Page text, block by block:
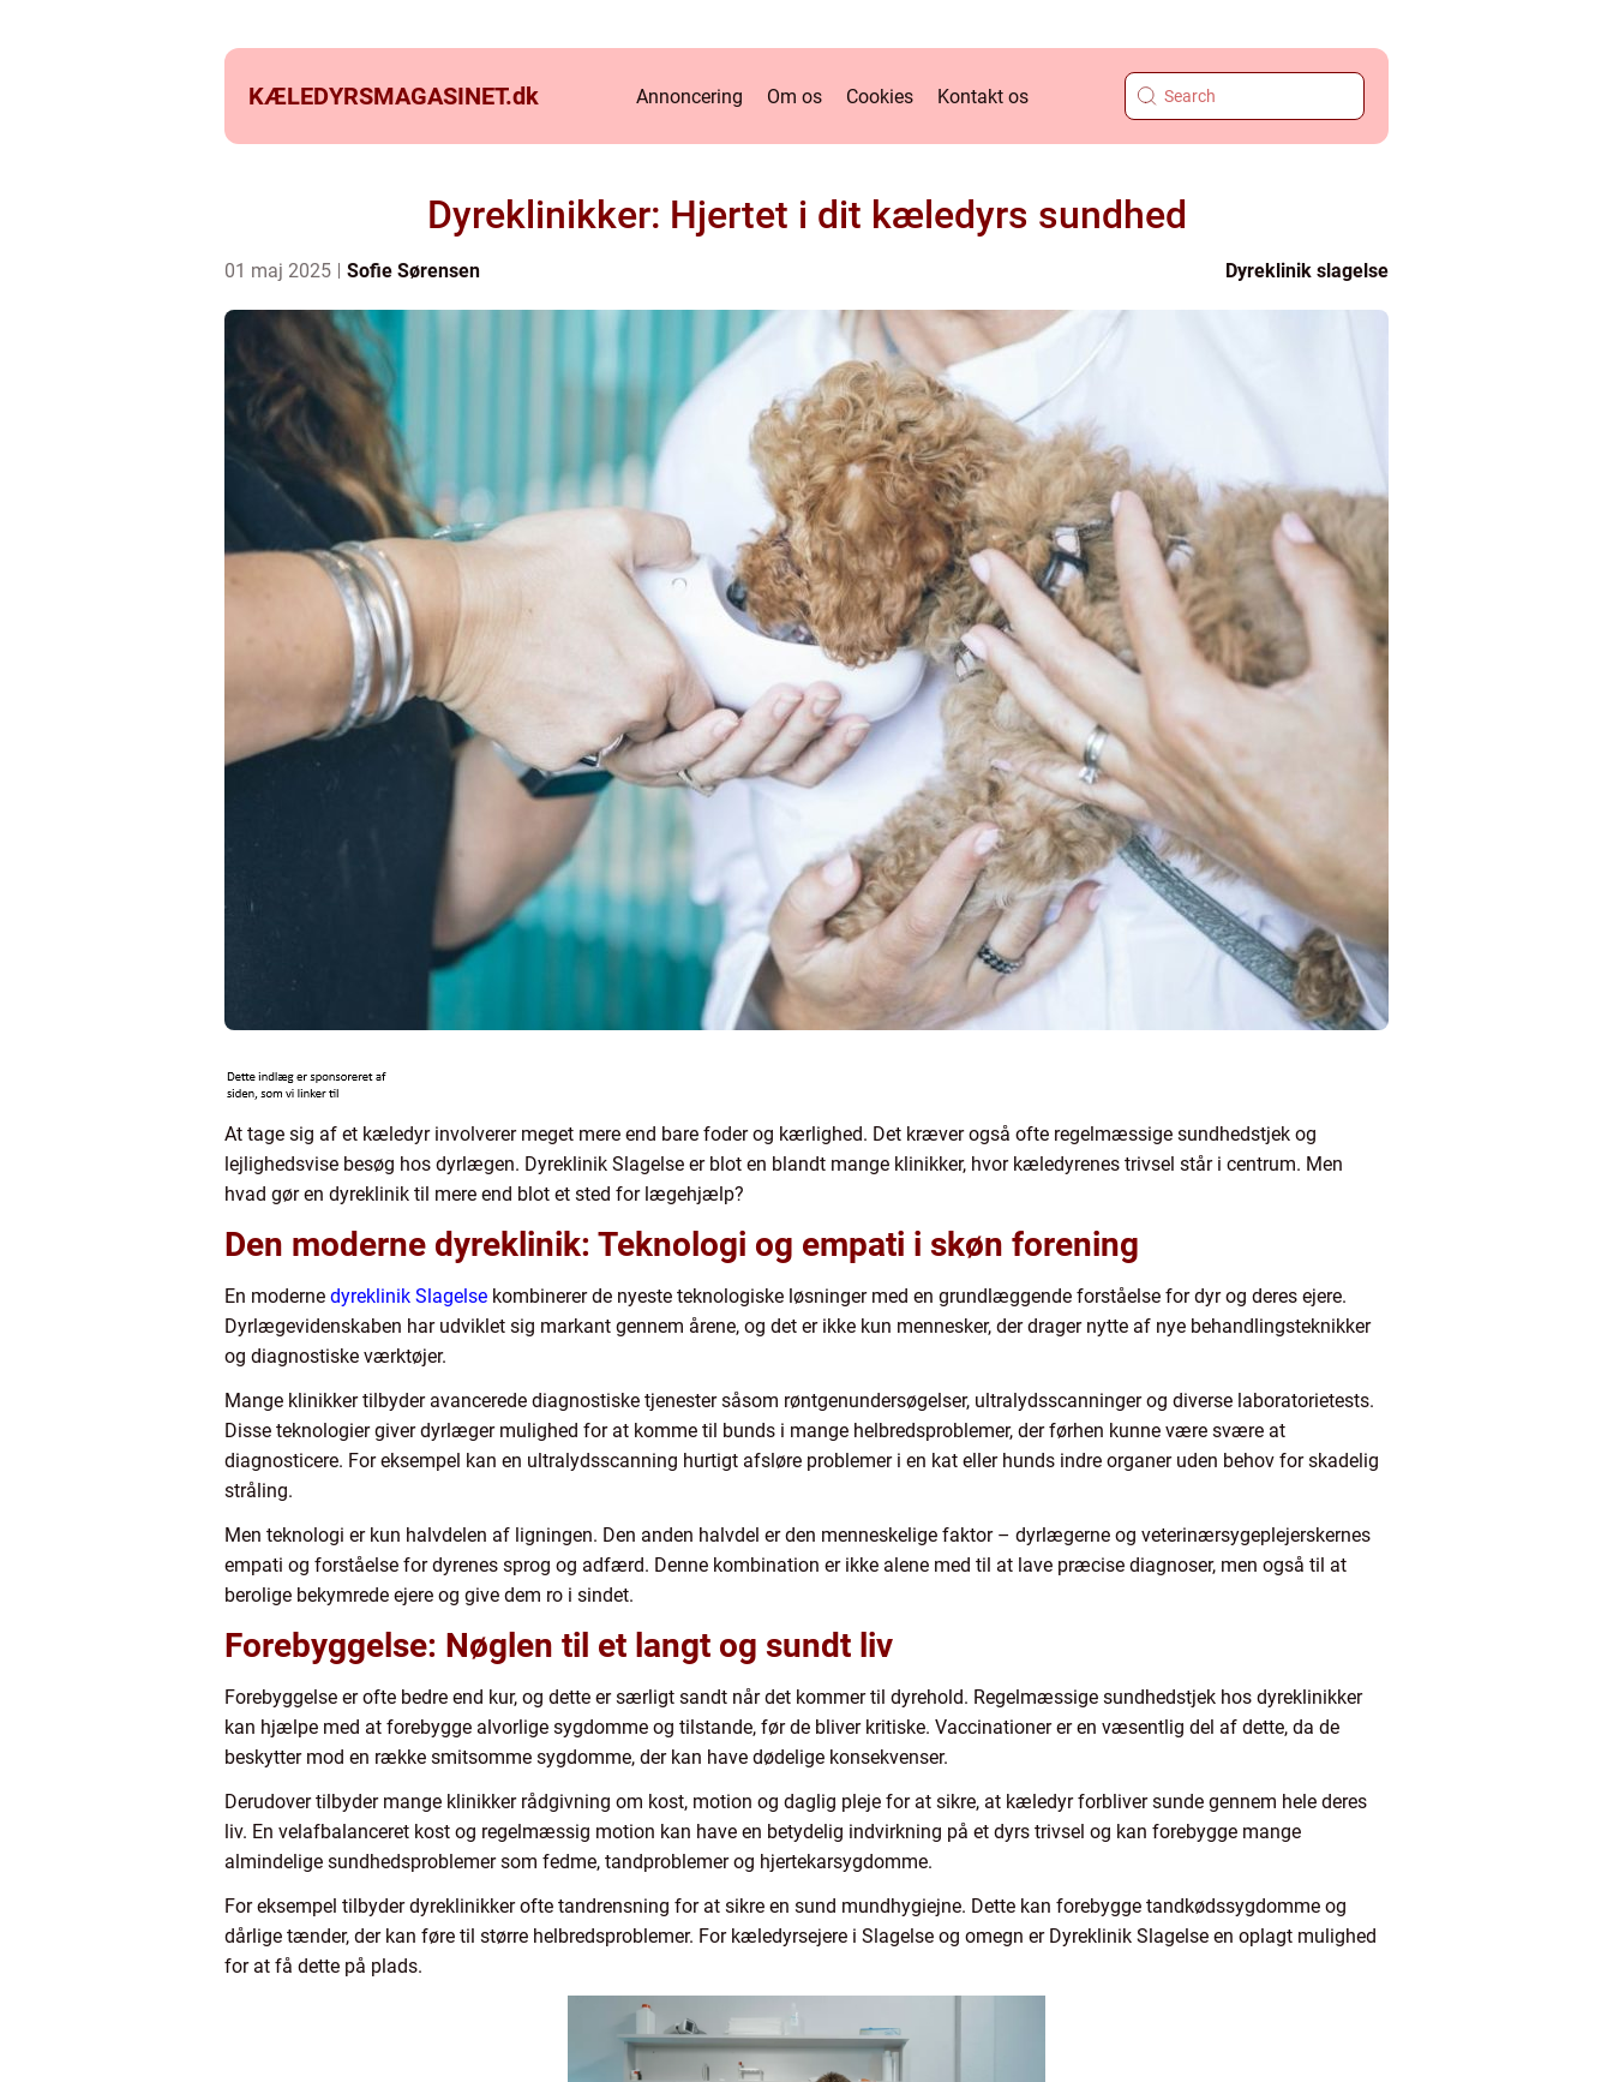
KÆLEDYRSMAGASINET.dk Annoncering Om os Cookies Kontakt os
Dyreklinikker: Hjertet i dit kæledyrs sundhed
01 maj 2025 Sofie Sørensen Dyreklinik slagelse
At tage sig af et kæledyr involverer meget mere end bare foder og kærlighed. Det kræver også ofte regelmæssige sundhedstjek og
lejlighedsvise besøg hos dyrlægen. Dyreklinik Slagelse er blot en blandt mange klinikker, hvor kæledyrenes trivsel står i centrum. Men
hvad gør en dyreklinik til mere end blot et sted for lægehjælp?
Den moderne dyreklinik: Teknologi og empati i skøn forening
En moderne dyreklinik Slagelse kombinerer de nyeste teknologiske løsninger med en grundlæggende forståelse for dyr og deres ejere.
Dyrlægevidenskaben har udviklet sig markant gennem årene, og det er ikke kun mennesker, der drager nytte af nye behandlingsteknikker
og diagnostiske værktøjer.
Mange klinikker tilbyder avancerede diagnostiske tjenester såsom røntgenundersøgelser, ultralydsscanninger og diverse laboratorietests.
Disse teknologier giver dyrlæger mulighed for at komme til bunds i mange helbredsproblemer, der førhen kunne være svære at
diagnosticere. For eksempel kan en ultralydsscanning hurtigt afsløre problemer i en kat eller hunds indre organer uden behov for skadelig
stråling.
Men teknologi er kun halvdelen af ligningen. Den anden halvdel er den menneskelige faktor – dyrlægerne og veterinærsygeplejerskernes
empati og forståelse for dyrenes sprog og adfærd. Denne kombination er ikke alene med til at lave præcise diagnoser, men også til at
berolige bekymrede ejere og give dem ro i sindet.
Forebyggelse: Nøglen til et langt og sundt liv
Forebyggelse er ofte bedre end kur, og dette er særligt sandt når det kommer til dyrehold. Regelmæssige sundhedstjek hos dyreklinikker
kan hjælpe med at forebygge alvorlige sygdomme og tilstande, før de bliver kritiske. Vaccinationer er en væsentlig del af dette, da de
beskytter mod en række smitsomme sygdomme, der kan have dødelige konsekvenser.
Derudover tilbyder mange klinikker rådgivning om kost, motion og daglig pleje for at sikre, at kæledyr forbliver sunde gennem hele deres
liv. En velafbalanceret kost og regelmæssig motion kan have en betydelig indvirkning på et dyrs trivsel og kan forebygge mange
almindelige sundhedsproblemer som fedme, tandproblemer og hjertekarsygdomme.
For eksempel tilbyder dyreklinikker ofte tandrensning for at sikre en sund mundhygiejne. Dette kan forebygge tandkødssygdomme og
dårlige tænder, der kan føre til større helbredsproblemer. For kæledyrsejere i Slagelse og omegn er Dyreklinik Slagelse en oplagt mulighed
for at få dette på plads.